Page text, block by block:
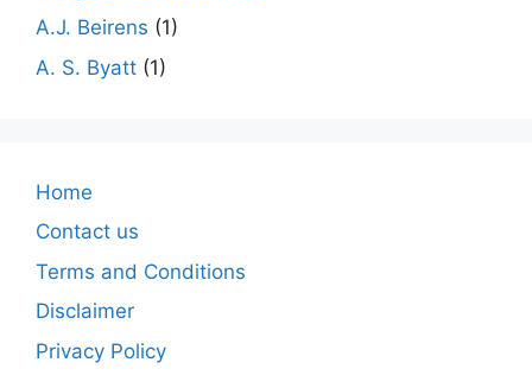
A.J. Beirens (1)
A. S. Byatt (1)
Home
Contact us
Terms and Conditions
Disclaimer
Privacy Policy